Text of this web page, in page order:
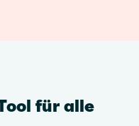
für alle